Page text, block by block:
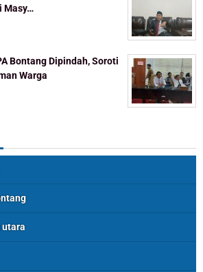
Masy…
Bontang Dipindah, Soroti
Warga
utara